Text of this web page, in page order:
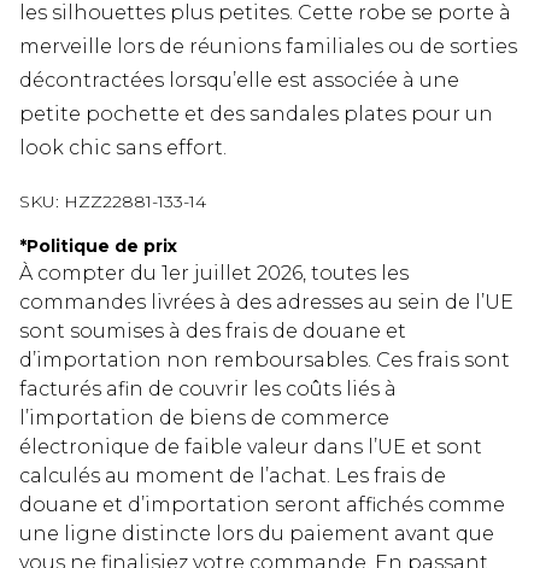
les silhouettes plus petites. Cette robe se porte à
merveille lors de réunions familiales ou de sorties
décontractées lorsqu’elle est associée à une
petite pochette et des sandales plates pour un
look chic sans effort.
SKU: HZZ22881-133-14
*Politique de prix
À compter du 1er juillet 2026, toutes les
commandes livrées à des adresses au sein de l’UE
sont soumises à des frais de douane et
d’importation non remboursables. Ces frais sont
facturés afin de couvrir les coûts liés à
l’importation de biens de commerce
électronique de faible valeur dans l’UE et sont
calculés au moment de l’achat. Les frais de
douane et d’importation seront affichés comme
une ligne distincte lors du paiement avant que
vous ne finalisiez votre commande. En passant